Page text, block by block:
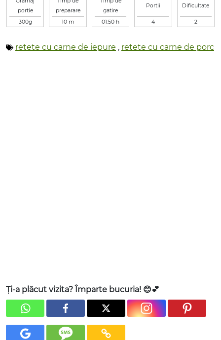
portie
300g
preparare
10 m
gatire
01:50 h
Portii
4
Dificultate
2
retete cu carne de iepure , retete cu carne de porc
Ți-a plăcut vizita? Împarte bucuria! 😊💕